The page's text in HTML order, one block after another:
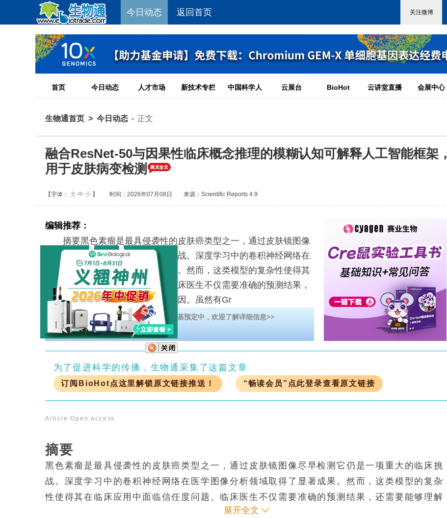
今日动态 返回首页
首页 今日动态 人才市场 新技术专栏 中国科学人 云展台 BioHot 云讲堂直播 会展中心
生物通首页 > 今日动态 > 正文
融合ResNet-50与因果性临床概念推理的模糊认知可解释人工智能框架，
用于皮肤病变检测
【字体： 大 中 小 】 时间：2026年07月08日 来源：Scientific Reports 4.9
编辑推荐：
摘要黑色素瘤是最具侵袭性的皮肤癌类型之一，通过皮肤镜图像
尽早检测它仍是一项重大的临床挑战。深度学习中的卷积神经网络在
医学图像分析领域取得了显著成果。然而，这类模型的复杂性使得其
在临床应用中面临信任度问题。临床医生不仅需要准确的预测结果，
还需要能够理解这些预测背后的原因。虽然有Gr
义翘神州StemVive人肺泡类器官扩增培养基预定中，欢迎了解详细信息>>
为了促进科学的传播，生物通采集了这篇文章
订阅BioHot点这里解锁原文链接推送！ “畅读会员”点此登录查看原文链接
Article Open access
摘要
黑色素瘤是最具侵袭性的皮肤癌类型之一，通过皮肤镜图像尽早检测它仍是一项重大的临床挑
战。深度学习中的卷积神经网络在医学图像分析领域取得了显著成果。然而，这类模型的复杂
性使得其在临床应用中面临信任度问题。临床医生不仅需要准确的预测结果，还需要能够理解
这些预测背后的原因。虽然有Grad-CAM和SHapley加性解释等方法可用于事后解释，但存在
展开全文